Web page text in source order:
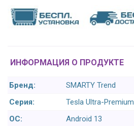
ИНФОРМАЦИЯ О ПРОДУКТЕ
Бренд:
SMARTY Trend
Серия:
Tesla Ultra-Premium
ОС:
Android 13